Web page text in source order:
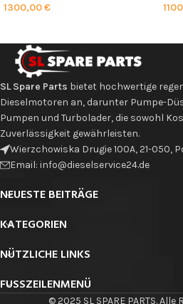
1300,00€
SL Spare Parts bietet hochwertige
Dieselmotoren an, darunter Pumpe-
Pumpen und Turbolader, die sowohl
Zuverlässigkeit gewährleisten.
Wierzchowiska Drugie 100A, 21-050,
Email: info@dieselservice24.de
NEUESTE BEITRÄGE
KATEGORIEN
NÜTZLICHE LINKS
FUSSZEILENMENÜ
© 2025 SL SPARE PARTS.